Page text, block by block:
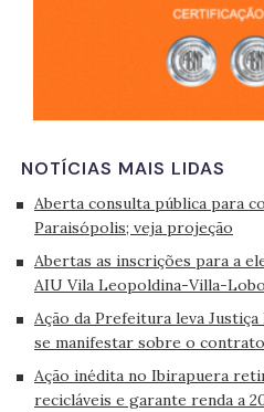
NOTÍCIAS MAIS LIDAS
Aberta consulta pública para
Paraisópolis; veja projeção
Abertas as inscrições para a
AIU Vila Leopoldina-Villa-
Ação da Prefeitura leva
se manifestar sobre o
Ação inédita no Ibirapuera
recicláveis e garante renda a